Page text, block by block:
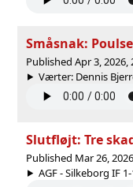
Småsnak:
Published Apr 3, 2026,
Værter: Dennis
Slutfløjt: Tre
Published Mar 26,
AGF - Silkeborg IF